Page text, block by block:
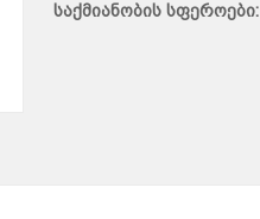
საქმიანობის სფეროები: